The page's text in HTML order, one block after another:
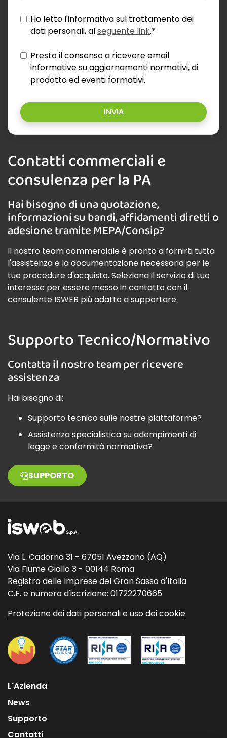
Ho letto l'informativa sul trattamento dei
dati personali, alseguente link.*
Presto il consenso a ricevere email
informative su aggiornamenti normativi, di
prodotto ed eventi formativi.
INVIA
Contatti commerciali e
consulenza per la PA
Hai bisogno di una quotazione,
informazioni su bandi, affidamenti diretti o
adesione tramite MEPA/Consip?
Il nostro team commerciale è pronto a fornirti tutta
l'assistenza e la documentazione necessaria per le
tue procedure d'acquisto. Seleziona il servizio di tuo
interesse per essere messo in contatto con il
consulente ISWEB più adatto a supportare.
Supporto Tecnico/Normativo
Contatta il nostro team per ricevere
assistenza
Hai bisogno di:
Supporto tecnico sulle nostre piattaforme?
Assistenza specialistica su adempimenti di
legge e conformità normativa?
SUPPORTO
Via L. Cadorna 31 - 67051 Avezzano (AQ)
Via Fiume Giallo 3 - 00144 Roma
Registro delle Imprese del Gran Sasso d'Italia
C.F. e numero d'iscrizione: 01722270665
Protezione dei dati personali e uso dei cookie
L'Azienda
News
Supporto
Contatti